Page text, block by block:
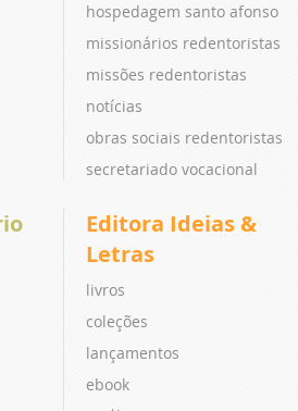
hospedagem santo afonso
missionários redentoristas
missões redentoristas
notícias
obras sociais redentoristas
secretariado vocacional
Editora Ideias &
Letras
livros
coleções
lançamentos
ebook